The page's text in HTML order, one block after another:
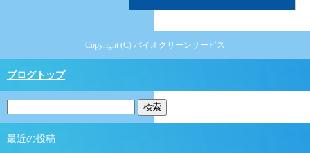
Copyright (C) バイオクリーンサービス
ブログトップ
最近の投稿